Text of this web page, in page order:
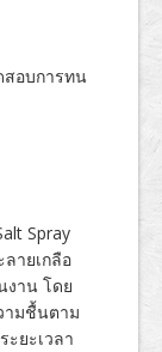
อบการทน
Spray
ายเกลือ
าน โดย
ามชื้นตาม
ยะเวลา